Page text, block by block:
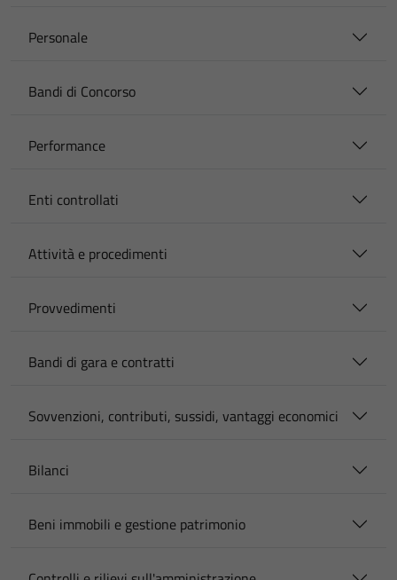
Personale
Bandi di Concorso
Performance
Enti controllati
Attività e procedimenti
Provvedimenti
Bandi di gara e contratti
Sovvenzioni, contributi, sussidi, vantaggi economici
Bilanci
Beni immobili e gestione patrimonio